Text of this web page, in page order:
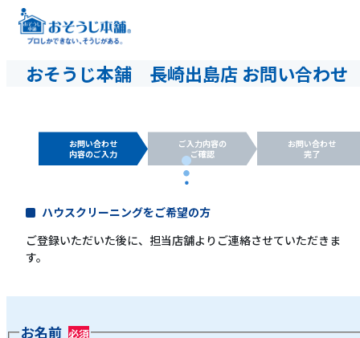
おそうじ本舗 長崎出島店 お問い合わせ
お問い合わせ
内容のご入力
ご入力内容の
ご確認
お問い合わせ
完了
ハウスクリーニングをご希望の方
ご登録いただいた後に、担当店舗よりご連絡させていただきま
す。
お名前